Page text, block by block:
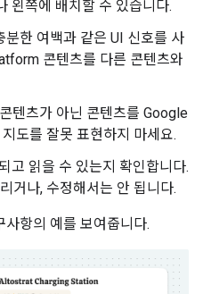
왼쪽에 배치할 수 있습니다.
분한 여백과 같은 UI 신호를 사
콘텐츠를 다른 콘텐츠와
텐츠가 아닌 콘텐츠를 Google
도를 잘못 표현하지 마세요.
고 읽을 수 있는지 확인합니다.
거나, 수정해서는 안 됩니다.
항의 예를 보여줍니다.